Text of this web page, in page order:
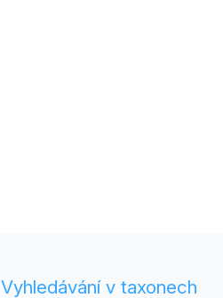
Vyhledávání v taxonech